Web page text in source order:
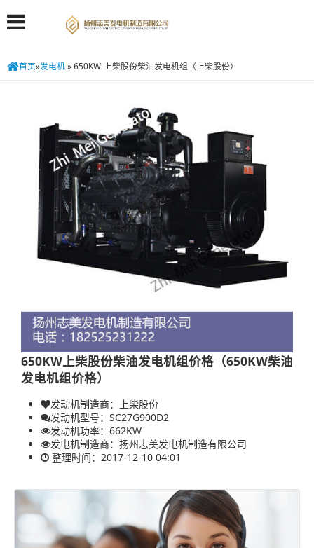
首页»发电机»650KW-上柴股份柴油发电机组（上柴股份）
650KW上柴股份柴油发电机组价格（650KW柴油
发电机组价格）
发动机制造商：上柴股份
发动机型号：SC27G900D2
发动机功率： 662KW
发电机制造商： 扬州志美发电机制造有限公司
整理时间：2017-12-10 04:01